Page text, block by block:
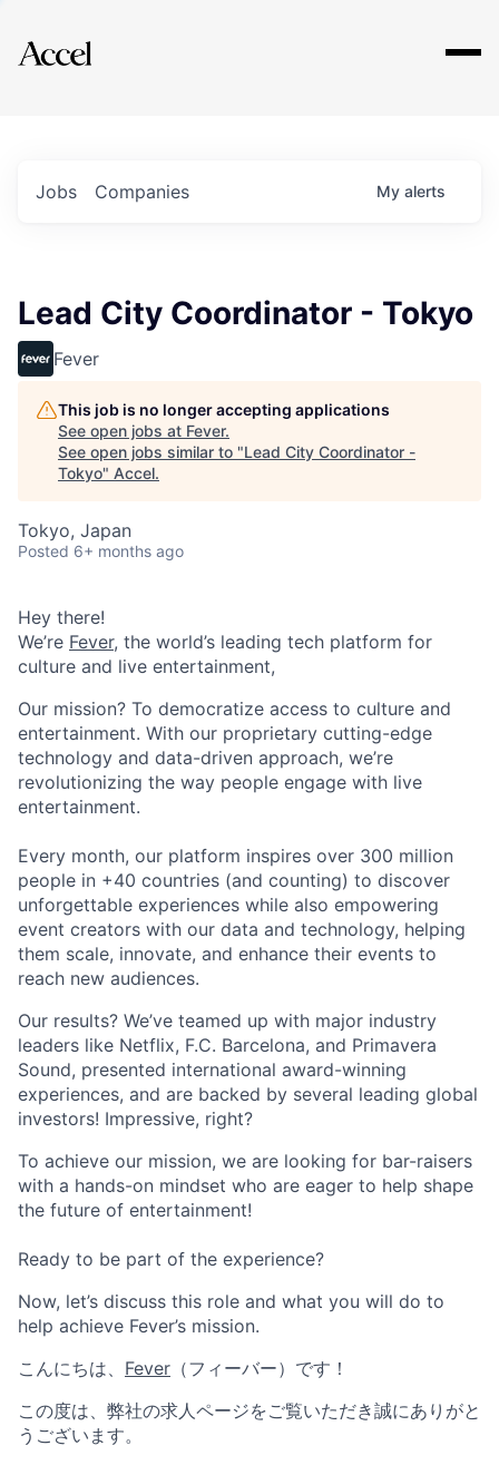
Explore
Jobs Companies My alerts
Lead City Coordinator - Tokyo
Fever
This job is no longer accepting applications
See open jobs at Fever.
See open jobs similar to "Lead City Coordinator -
Tokyo" Accel.
Tokyo, Japan
Posted 6+ months ago
Hey there!
We’re Fever, the world’s leading tech platform for
culture and live entertainment,
Our mission? To democratize access to culture and
entertainment. With our proprietary cutting-edge
technology and data-driven approach, we’re
revolutionizing the way people engage with live
entertainment.
Every month, our platform inspires over 300 million
people in +40 countries (and counting) to discover
unforgettable experiences while also empowering
event creators with our data and technology, helping
them scale, innovate, and enhance their events to
reach new audiences.
Our results? We’ve teamed up with major industry
leaders like Netflix, F.C. Barcelona, and Primavera
Sound, presented international award-winning
experiences, and are backed by several leading global
investors! Impressive, right?
To achieve our mission, we are looking for bar-raisers
with a hands-on mindset who are eager to help shape
the future of entertainment!
Ready to be part of the experience?
Now, let’s discuss this role and what you will do to
help achieve Fever’s mission.
こんにちは、 Fever （フィーバー）です！
この度は、弊社の求人ページをご覧いただき誠にありがと
うございます。